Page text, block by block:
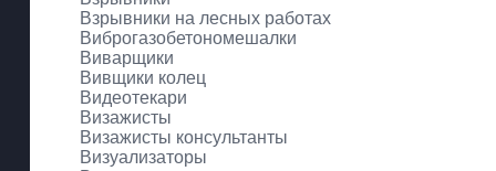
Взрывники на лесных работах
Виброгазобетономешалки
Виварщики
Вивщики колец
Видеотекари
Визажисты
Визажисты консультанты
Визуализаторы